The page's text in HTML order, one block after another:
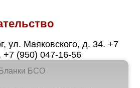
,ул. Маяковского, д. 34. +7
+7 (950) 047-16-56
Бланки БСО